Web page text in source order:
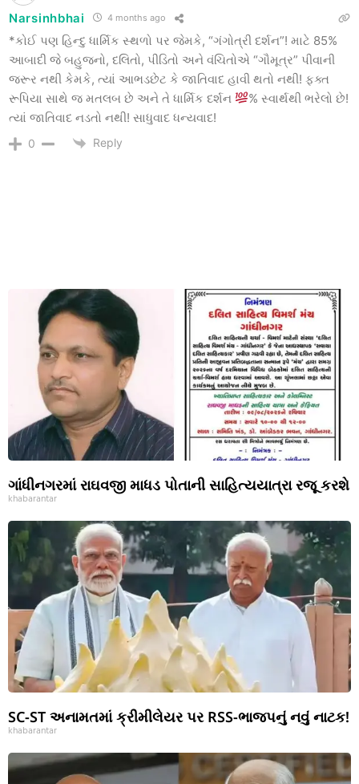
Narsinhbhai 4 months ago
*કોઈ પણ હિન્દુ ધાર્મિક સ્થળો પર જેમકે, “ગંગોત્રી દર્શન”! માટે 85%
આબાદી જે બહુજનો, દલિતો, પીડિતો અને વંચિતોએ “ગૌમૂત્ર” પીવાની
જરૂર નથી કેમકે, ત્યાં આભડછેટ કે જાતિવાદ હાવી થતો નથી! ફક્ત
રૂપિયા સાથે જ મતલબ છે અને તે ધાર્મિક દર્શન
% સ્વાર્થથી ભરેલો છે!
ત્યાં જાતિવાદ નડતો નથી! સાધુવાદ ધન્યવાદ!
0 Reply
ગાંધીનગરમાં રાઘવજી માધડ પોતાની સાહિત્યયાત્રા રજૂ કરશે
khabarantar
SC-ST અનામતમાં ક્રીમીલેયર પર RSS-ભાજપનું નવું નાટક!
khabarantar